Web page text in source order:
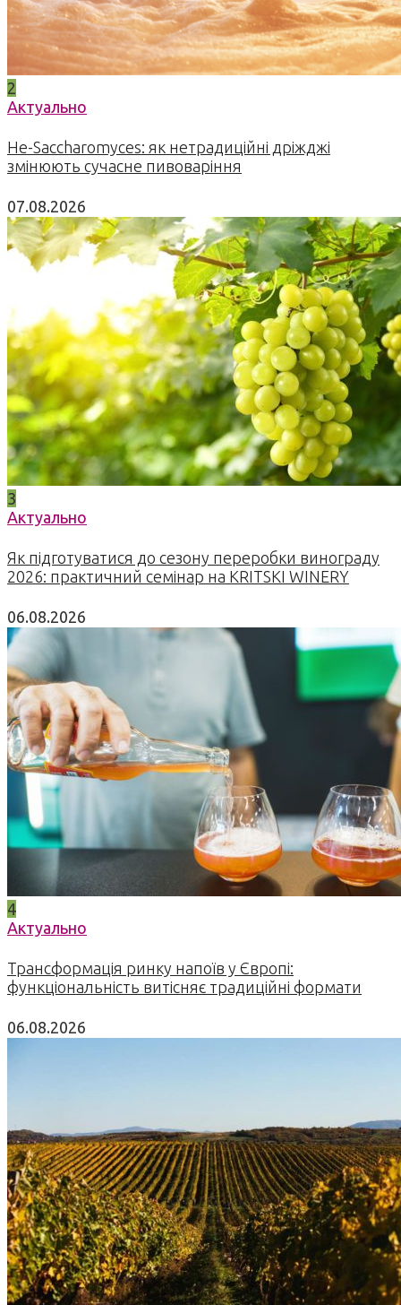
2
Актуально
Не-Saccharomyces: як нетрадиційні дріжджі
змінюють сучасне пивоваріння
07.08.2026
3
Актуально
Як підготуватися до сезону переробки винограду
2026: практичний семінар на KRITSKI WINERY
06.08.2026
4
Актуально
Трансформація ринку напоїв у Європі:
функціональність витісняє традиційні формати
06.08.2026